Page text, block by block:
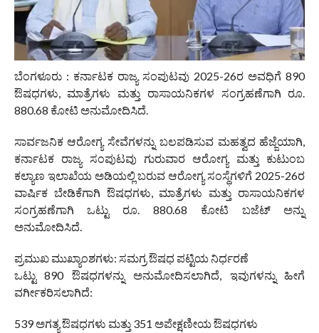
ಬೆಂಗಳೂರು : ಕರ್ನಾಟಕ ರಾಜ್ಯ ಸಂಪುಟವು 2025-26ರ ಅವಧಿಗೆ 890
ಔಷಧಗಳು, ಮಾತ್ರೆಗಳು ಮತ್ತು ರಾಸಾಯನಿಕಗಳ ಸಂಗ್ರಹಣೆಗಾಗಿ ರೂ.
880.68 ಕೋಟಿ ಅನುಮೋದಿಸಿದೆ.
ಸಾರ್ವಜನಿಕ ಆರೋಗ್ಯ ಸೇವೆಗಳನ್ನು ಬಲಪಡಿಸುವ ಮಹತ್ವದ ಹೆಜ್ಜೆಯಾಗಿ,
ಕರ್ನಾಟಕ ರಾಜ್ಯ ಸಂಪುಟವು ಗುರುವಾರ ಆರೋಗ್ಯ ಮತ್ತು ಕುಟುಂಬ
ಕಲ್ಯಾಣ ಇಲಾಖೆಯ ಅಡಿಯಲ್ಲಿ ಬರುವ ಆರೋಗ್ಯ ಸಂಸ್ಥೆಗಳಿಗೆ 2025-26ರ
ವಾರ್ಷಿಕ ಬೇಡಿಕೆಗಾಗಿ ಔಷಧಗಳು, ಮಾತ್ರೆಗಳು ಮತ್ತು ರಾಸಾಯನಿಕಗಳ
ಸಂಗ್ರಹಣೆಗಾಗಿ ಒಟ್ಟು ರೂ. 880.68 ಕೋಟಿ ಬಜೆಟ್ ಅನ್ನು
ಅನುಮೋದಿಸಿದೆ.
ಪ್ರಮುಖ ಮುಖ್ಯಾಂಶಗಳು: ಸಮಗ್ರ ಔಷಧ ಪಟ್ಟಿಯ ನಿರ್ಧರಣೆ
ಒಟ್ಟು 890 ಔಷಧಗಳನ್ನು ಅನುಮೋದಿಸಲಾಗಿದೆ, ಇವುಗಳನ್ನು ಹೀಗೆ
ವರ್ಗೀಕರಿಸಲಾಗಿದೆ:
539 ಅಗತ್ಯ ಔಷಧಗಳು ಮತ್ತು 351 ಅಪೇಕ್ಷಣೀಯ ಔಷಧಗಳು